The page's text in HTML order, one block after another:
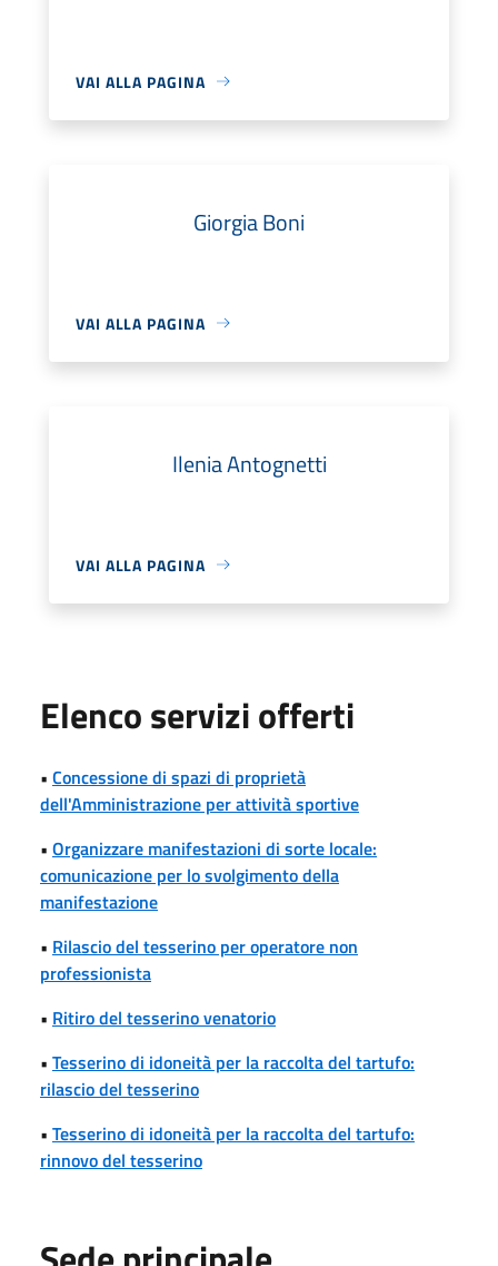
VAI ALLA PAGINA
Giorgia Boni
VAI ALLA PAGINA
Ilenia Antognetti
VAI ALLA PAGINA
Elenco servizi offerti
• Concessione di spazi di proprietà
dell'Amministrazione per attività sportive
• Organizzare manifestazioni di sorte locale:
comunicazione per lo svolgimento della
manifestazione
• Rilascio del tesserino per operatore non
professionista
• Ritiro del tesserino venatorio
• Tesserino di idoneità per la raccolta del tartufo:
rilascio del tesserino
• Tesserino di idoneità per la raccolta del tartufo:
rinnovo del tesserino